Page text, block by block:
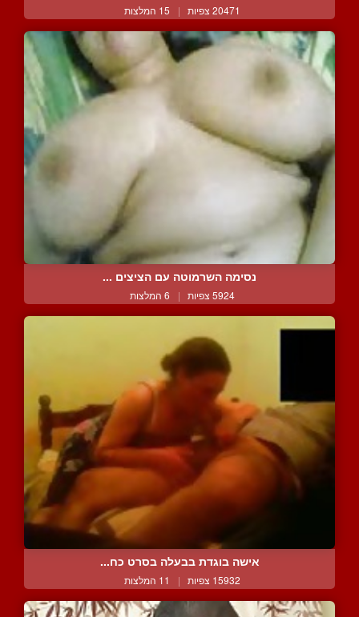
20471 צפיות | 15 המלצות
נסימה השרמוטה עם הציצים ...
5924 צפיות | 6 המלצות
אישה בוגדת בבעלה בסרט כח...
15932 צפיות | 11 המלצות